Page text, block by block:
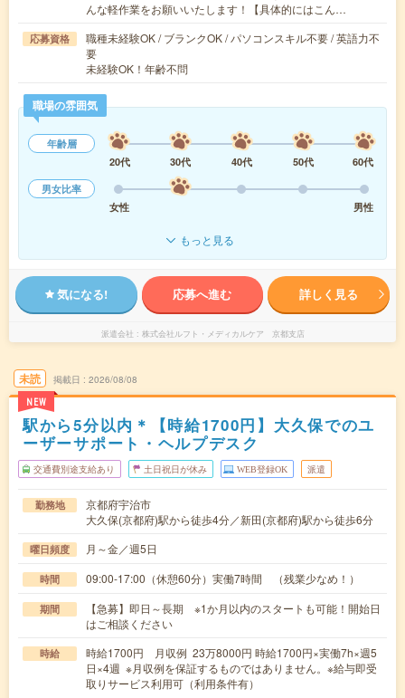
んな軽作業をお願いいたします！【具体的にはこん…
応募資格
職種未経験OK / ブランクOK / パソコンスキル不要 / 英語力不
要
未経験OK！年齢不問
職場の雰囲気
年齢層
20代
30代 40代 50代
60代
男女比率
女性
男性
もっと見る
気になる! 応募へ進む 詳しく見る
派遣会社 株式会社ルフト・メディカルケア 京都支店
未読
NEW
掲載日 2026/08/08
駅から5分以内＊【時給1700円】大久保でのユ
ーザーサポート・ヘルプデスク
交通費別途支給あり 土日祝日が休み WEB登録OK 派遣
勤務地
京都府宇治市
大久保(京都府)駅から徒歩4分／新田(京都府)駅から徒歩6分
曜日頻度 月～金／週5日
時間 09:00-17:00（休憩60分）実働7時間 （残業少なめ！）
期間
【急募】即日～長期 ※1か月以内のスタートも可能！開始日
はご相談ください
時給
時給1700円 月収例 23万8000円 時給1700円×実働7h×週5
日×4週 ※月収例を保証するものではありません。※給与即受
取りサービス利用可（利用条件有）